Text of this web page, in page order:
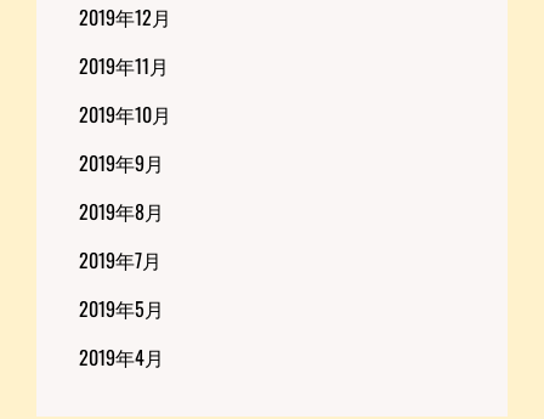
2019年12月
2019年11月
2019年10月
2019年9月
2019年8月
2019年7月
2019年5月
2019年4月